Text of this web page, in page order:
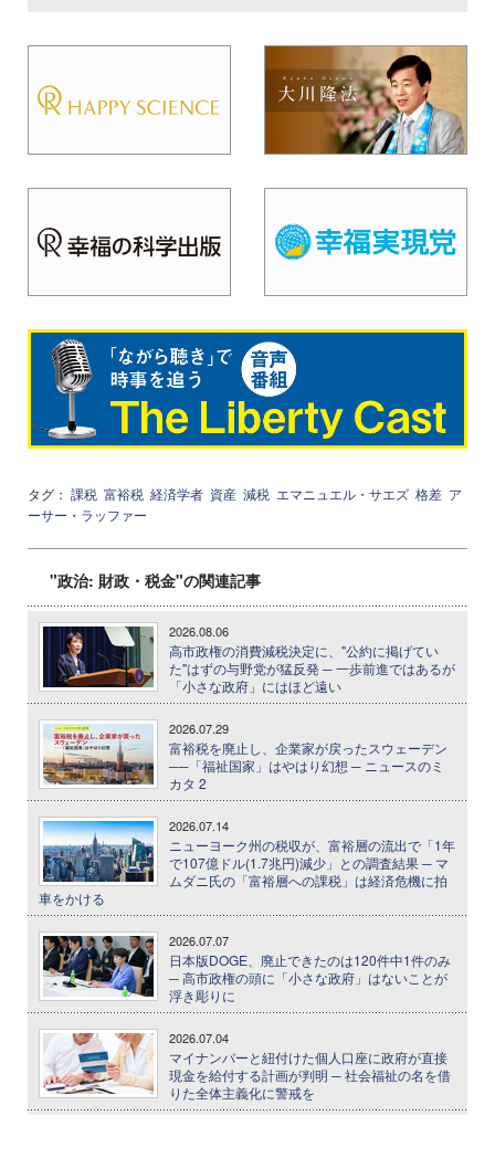
タグ： 課税 富裕税 経済学者 資産 減税 エマニュエル・サエズ 格差 ア
ーサー・ラッファー
"政治: 財政・税金"の関連記事
2026.08.06
高市政権の消費減税決定に、"公約に掲げてい
た"はずの与野党が猛反発 ─ 一歩前進ではあるが
「小さな政府」にはほど遠い
2026.07.29
富裕税を廃止し、企業家が戻ったスウェーデン
──「福祉国家」はやはり幻想 ─ ニュースのミ
カタ 2
2026.07.14
ニューヨーク州の税収が、富裕層の流出で「1年
で107億ドル(1.7兆円)減少」との調査結果 ─ マ
ムダニ氏の「富裕層への課税」は経済危機に拍
車をかける
2026.07.07
日本版DOGE、廃止できたのは120件中1件のみ
─ 高市政権の頭に「小さな政府」はないことが
浮き彫りに
2026.07.04
マイナンバーと紐付けた個人口座に政府が直接
現金を給付する計画が判明 ─ 社会福祉の名を借
りた全体主義化に警戒を